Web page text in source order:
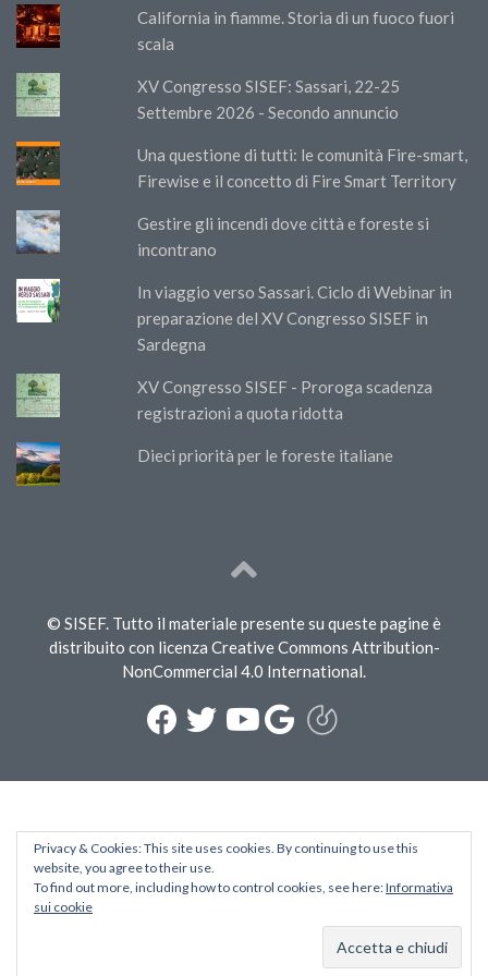
California in fiamme. Storia di un fuoco fuori
scala
XV Congresso SISEF: Sassari, 22-25
Settembre 2026 - Secondo annuncio
Una questione di tutti: le comunità Fire-smart,
Firewise e il concetto di Fire Smart Territory
Gestire gli incendi dove città e foreste si
incontrano
In viaggio verso Sassari. Ciclo di Webinar in
preparazione del XV Congresso SISEF in
Sardegna
XV Congresso SISEF - Proroga scadenza
registrazioni a quota ridotta
Dieci priorità per le foreste italiane
© SISEF. Tutto il materiale presente su queste pagine è
distribuito con licenza Creative Commons Attribution-
NonCommercial 4.0 International.
Privacy & Cookies: This site uses cookies. By continuing to use this
website, you agree to their use.
To find out more, including how to control cookies, see here:Informativa
sui cookie